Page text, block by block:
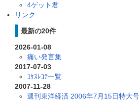
4ゲット君
リンク
最新の20件
2026-01-08
痛い発言集
2017-07-03
ｺｹｽﾚｺﾃ一覧
2007-11-28
週刊東洋経済 2006年7月15日特大号